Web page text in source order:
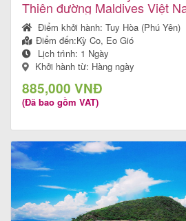
Yên
Tour
trong
nước
Combo
Nhơn
Thiên đường Maldives Việt
Điểm khởi hành:Tuy Hòa (Phú Yên)
Điểm đến:Kỳ Co, Eo Gió
Lịch trình: 1 Ngày
Khởi hành từ: Hàng ngày
885,000 VNĐ
(Đã bao gồm VAT)